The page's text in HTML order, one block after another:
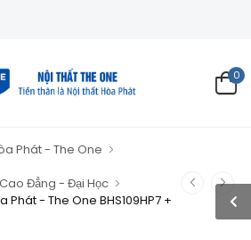
0
Phát - The One
Đẳng - Đại Học
Phát - The One BHS109HP7 +